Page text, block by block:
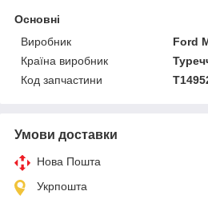
Основні
Виробник
Ford
Країна виробник
Код запчастини
Умови доставки
Нова Пошта
Укрпошта